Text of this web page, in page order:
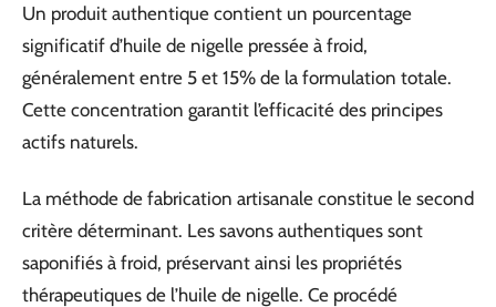
Un produit authentique contient un pourcentage
significatif d’huile de nigelle pressée à froid,
généralement entre 5 et 15% de la formulation totale.
Cette concentration garantit l’efficacité des principes
actifs naturels.
La méthode de fabrication artisanale constitue le second
critère déterminant. Les savons authentiques sont
saponifiés à froid, préservant ainsi les propriétés
thérapeutiques de l’huile de nigelle. Ce procédé